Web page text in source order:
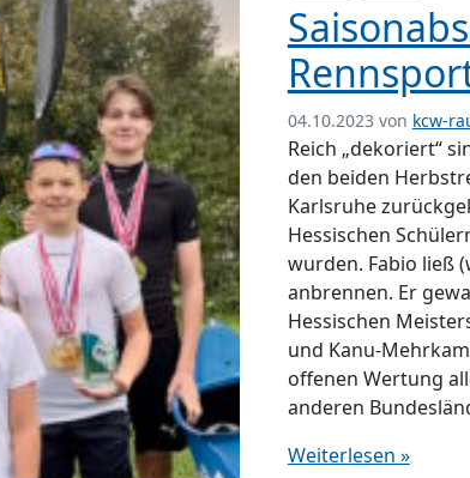
04.10.2023 von kcw-
Reich „dekoriert“
den beiden
Karlsruhe
Hessischen
wurden. Fabio ließ
anbrennen. Er
Hessischen
und Kanu-
offenen Wertung
anderen
Weiterlesen »